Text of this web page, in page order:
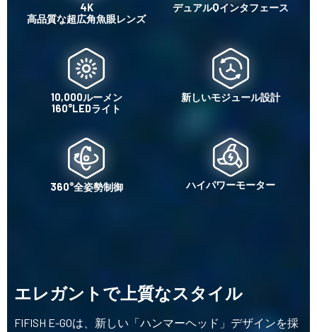
4K
高品質な超広角魚眼レンズ
デュアルQインタフェース
10,000ルーメン
160°LEDライト
新しいモジュール設計
360°全姿勢制御 ハイパワーモーター
エレガントで上質なスタイル
FIFISH E-GOは、新しい「ハンマーヘッド」デザインを採